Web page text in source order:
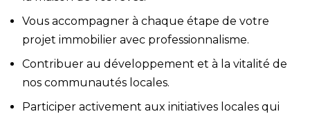
Vous accompagner à chaque étape de votre
projet immobilier avec professionnalisme.
Contribuer au développement et à la vitalité de
nos communautés locales.
Participer activement aux initiatives locales qui